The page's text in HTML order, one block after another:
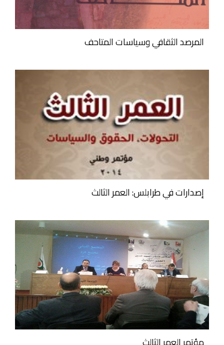
المرصد الثقافي وسياسات المتاحف
إصدارات في طرابلس: العمر الثالث